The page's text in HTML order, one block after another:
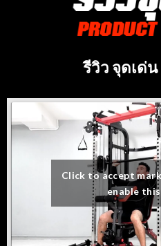
รีวิว จุดเด่น
Click to accept
enable